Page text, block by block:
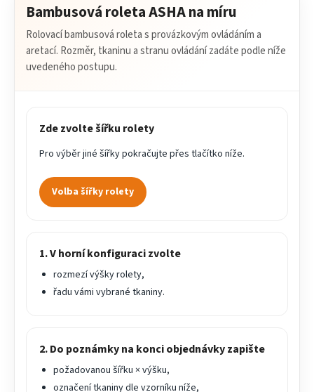
Bambusová roleta ASHA na míru
Rolovací bambusová roleta s provázkovým ovládáním a
aretací. Rozměr, tkaninu a stranu ovládání zadáte podle níže
uvedeného postupu.
Zde zvolte šířku rolety
Pro výběr jiné šířky pokračujte přes tlačítko níže.
Volba šířky rolety
1. V horní konfiguraci zvolte
rozmezí výšky rolety,
řadu vámi vybrané tkaniny.
2. Do poznámky na konci objednávky zapište
požadovanou šířku × výšku,
označení tkaniny dle vzorníku níže,